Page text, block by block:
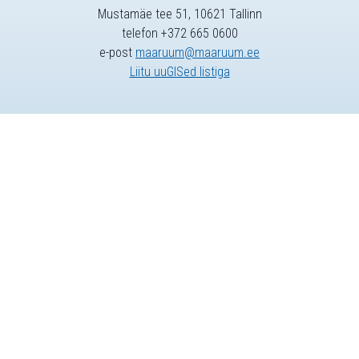
Mustamäe tee 51, 10621 Tallinn
telefon +372 665 0600
e-post maaruum@maaruum.ee
Liitu uuGISed listiga